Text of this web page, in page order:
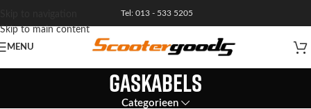
Skip to main content
Tel: 013 - 533 5205
MENU
GASKABELS
Categorieen